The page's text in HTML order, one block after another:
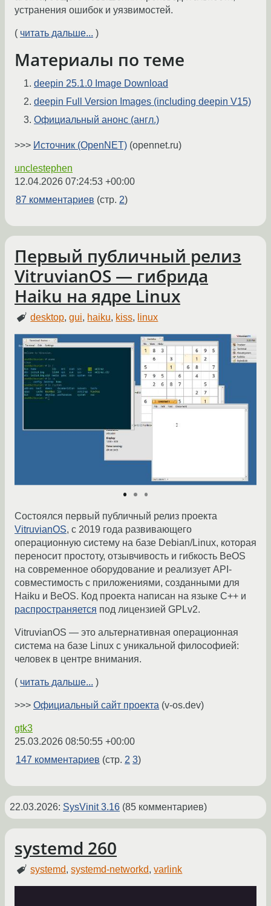
устранения ошибок и уязвимостей.
( читать дальше... )
Материалы по теме
deepin 25.1.0 Image Download
deepin Full Version Images (including deepin V15)
Официальный анонс (англ.)
>>> Источник (OpenNET) (opennet.ru)
unclestephen
12.04.2026 07:24:53 +00:00
87 комментариев (стр. 2)
Первый публичный релиз
VitruvianOS — гибрида
Haiku на ядре Linux
desktop,gui, haiku, kiss, linux
Состоялся первый публичный релиз проекта
VitruvianOS, c 2019 года развивающего
операционную систему на базе Debian/Linux, которая
переносит простоту, отзывчивость и гибкость BeOS
на современное оборудование и реализует API-
совместимость с приложениями, созданными для
Haiku и BeOS. Код проекта написан на языке С++ и
распространяется под лицензией GPLv2.
VitruvianOS — это альтернативная операционная
система на базе Linux с уникальной философией:
человек в центре внимания.
( читать дальше... )
>>> Официальный сайт проекта (v-os.dev)
gtk3
25.03.2026 08:50:55 +00:00
147 комментариев (стр. 2 3)
22.03.2026: SysVinit 3.16 (85 комментариев)
systemd 260
systemd,systemd-networkd,varlink